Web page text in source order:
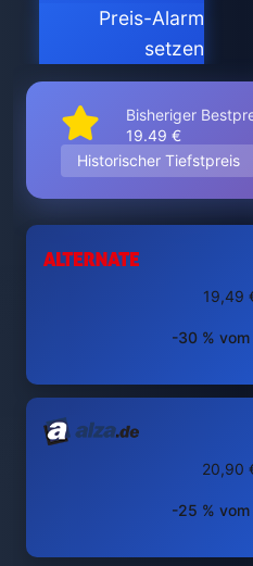
Preis-Alarm
setzen
Bisheriger
19.49 €
Historischer Tiefstpreis
19,49
-30 % vom
20,90
-25 % vom